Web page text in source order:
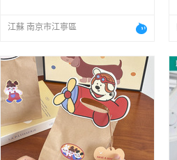
江蘇 南京市江寧區